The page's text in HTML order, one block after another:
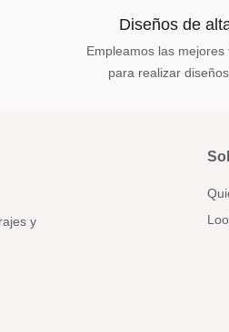
Diseños de
Empleamos las
para realizar
y